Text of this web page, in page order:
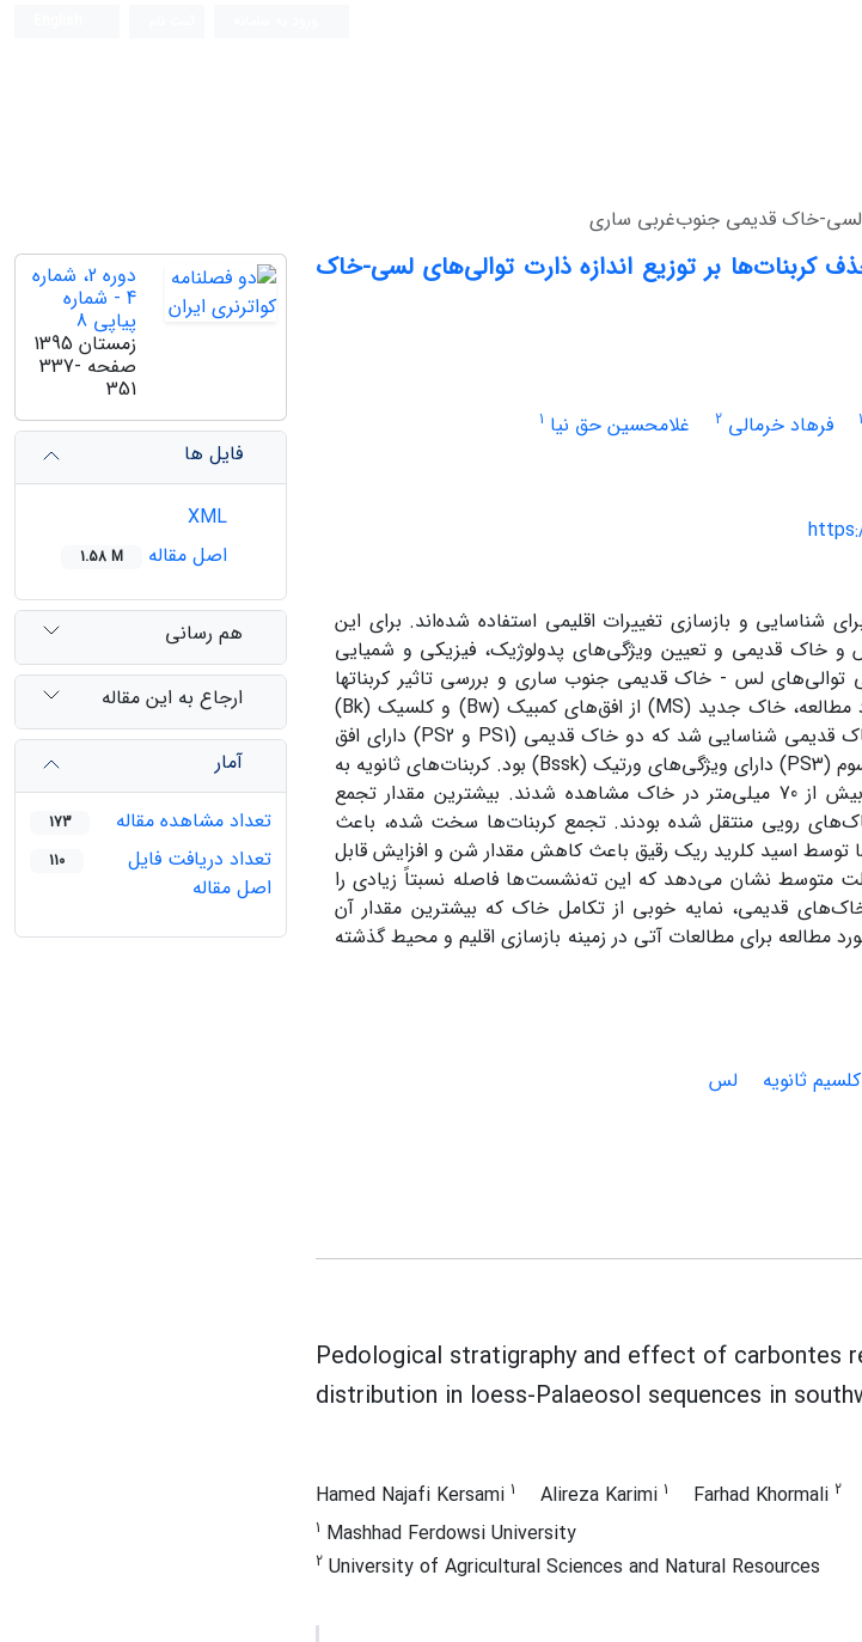
لسی-خاک قدیمی جنوب‌غربی ساری
کربنات‌ها بر توزیع اندازه ذارت توالی‌های لسی-خاک
1 فرهاد خرمالی 2 غلامحسین حق نیا 1
شناسایی و بازسازی تغییرات اقلیمی استفاده شده‌اند. برای این
و خاک قدیمی و تعیین ویژگی‌های پدولوژیک، فیزیکی و شمیایی
توالی‌های لس - خاک قدیمی جنوب ساری و بررسی تاثیر کربنات­ها
مطالعه، خاک جدید (MS) از افق‌های کمبیک (Bw) و کلسیک (Bk
)
قدیمی شناسایی شد که دو خاک قدیمی (PS1 وPS2) دارای افق
(
PS3) دارای ویژگی‌های ورتیک (Bssk) بود. کربنات‌های ثانویه به
شکل نودول‌های سخت در اندازه 2 تا بیش از 70 میلی‌متر در خاک مشاهده شدند. بیشترین مقدار تجمع
رویی منتقل شده بودند. تجمع کربنات‌ها سخت شده، باعث
اسید کلرید ریک رقیق باعث کاهش مقدار شن و افزایش قابل
نشان می‌دهد که این ته‌نشست‌ها فاصله نسبتاً زیادی را
قدیمی، نمایه خوبی از تکامل خاک که بیشترین مقدار آن
مطالعه برای مطالعات آتی در زمینه بازسازی اقلیم و محیط گذشته
ثانویه
لس
Pedological stratigraphy and effect of carbontes
distribution in loess-Palaeosol sequences in
Hamed Najafi Kersami 1 Alireza Karimi 1 Farhad Khormali 2
1 Mashhad Ferdowsi University
2 University of Agricultural Sciences and Natural Resources
دوره 2، شماره
4 - شماره
پیاپی 8
زمستان 1395
صفحه 337-
351
فایل ها
اصل مقاله
1.58 M
هم رسانی
ارجاع به این مقاله
آمار
تعداد مشاهده مقاله
173
تعداد دریافت فایل
اصل مقاله
110